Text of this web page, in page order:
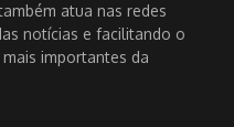
atua nas redes
notícias e facilitando o
importantes da